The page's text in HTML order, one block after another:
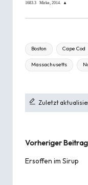
1683.3 Mirke , 2014. ▲
Tags:
Boston Cape Cod
Massachusetts
Zuletzt
Vorheriger Beitrag
Ersoffen im Sirup